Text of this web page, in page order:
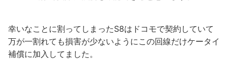
幸いなことに割ってしまったS8はドコモで契約していて
万が一割れても損害が少ないようにこの回線だけケータイ
補償に加入してました。